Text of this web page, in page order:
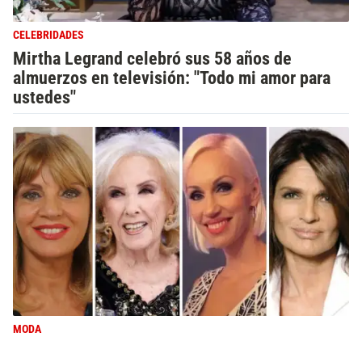
CELEBRIDADES
Mirtha Legrand celebró sus 58 años de
almuerzos en televisión: "Todo mi amor para
ustedes"
MODA